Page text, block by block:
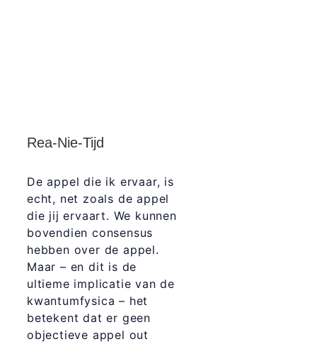
Rea-Nie-Tijd
De appel die ik ervaar, is
echt, net zoals de appel
die jij ervaart. We kunnen
bovendien consensus
hebben over de appel.
Maar – en dit is de
ultieme implicatie van de
kwantumfysica – het
betekent dat er geen
objectieve appel out